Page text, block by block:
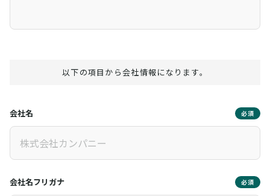
以下の項目から会社情報になります。
会社名 必須
会社名フリガナ 必須